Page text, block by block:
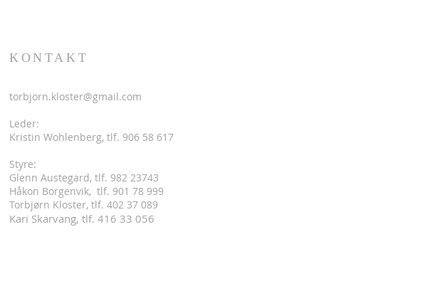
KONTAKT
torbjorn.kloster@gmail.com
Leder:
Kristin Wohlenberg, tlf. 906 58 617
Styre:
Glenn Austegard, tlf. 982 23743
Håkon Borgenvik, tlf. 901 78 999
Torbjørn Kloster, tlf. 402 37 089
Kari Skarvang, tlf. 416 33 056